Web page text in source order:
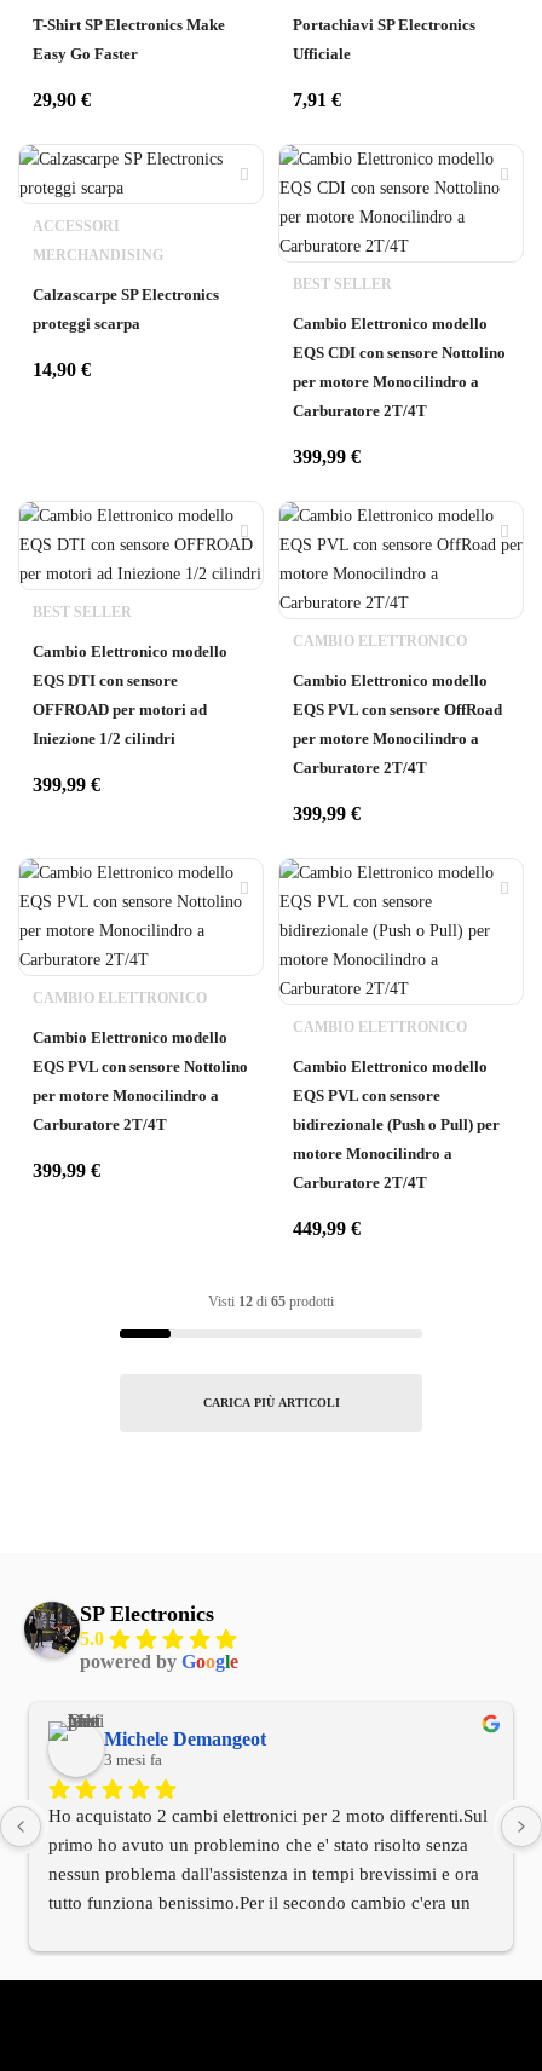
T-Shirt SP Electronics Make
Easy Go Faster
29,90 €
Portachiavi SP Electronics
Ufficiale
7,91 €
ACCESSORI
MERCHANDISING
Calzascarpe SP Electronics
proteggi scarpa
14,90 €
BEST SELLER
Cambio Elettronico modello
EQS CDI con sensore Nottolino
per motore Monocilindro a
Carburatore 2T/4T
399,99 €
BEST SELLER
Cambio Elettronico modello
EQS DTI con sensore
OFFROAD per motori ad
Iniezione 1/2 cilindri
399,99 €
CAMBIO ELETTRONICO
Cambio Elettronico modello
EQS PVL con sensore OffRoad
per motore Monocilindro a
Carburatore 2T/4T
399,99 €
CAMBIO ELETTRONICO
Cambio Elettronico modello
EQS PVL con sensore Nottolino
per motore Monocilindro a
Carburatore 2T/4T
399,99 €
CAMBIO ELETTRONICO
Cambio Elettronico modello
EQS PVL con sensore
bidirezionale (Push o Pull) per
motore Monocilindro a
Carburatore 2T/4T
449,99 €
Visti 12 di 65 prodotti
CARICA PIÙ ARTICOLI
SP Electronics
5.0
powered by Google
Michele Demangeot
3 mesi fa
Ho acquistato 2 cambi elettronici per 2 moto differenti.Sul
primo ho avuto un problemino che e' stato risolto senza
nessun problema dall'assistenza in tempi brevissimi e ora
tutto funziona benissimo.Per il secondo cambio c'era un
contattato l'assistenza tecnica e anche qui in tempi